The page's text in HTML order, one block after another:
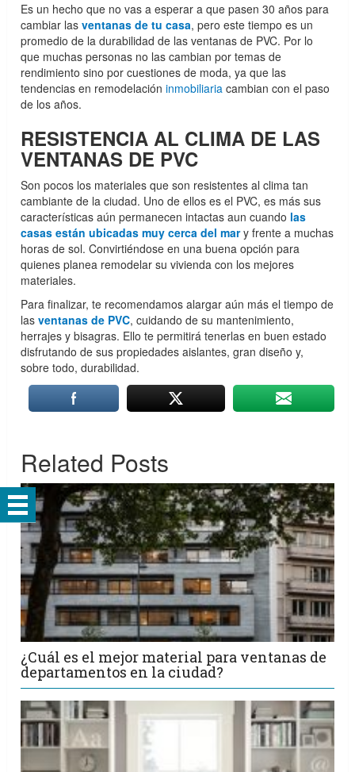
Es un hecho que no vas a esperar a que pasen 30 años para
cambiar lasventanas de tu casa, pero este tiempo es un
promedio de la durabilidad de las ventanas de PVC. Por lo
que muchas personas no las cambian por temas de
rendimiento sino por cuestiones de moda, ya que las
tendencias en remodelacióninmobiliaria cambian con el paso
de los años.
RESISTENCIA AL CLIMA DE LAS
VENTANAS DE PVC
Son pocos los materiales que son resistentes al clima tan
cambiante de la ciudad. Uno de ellos es el PVC, es más sus
características aún permanecen intactas aun cuando las
casas están ubicadas muy cerca del mary frente a muchas
horas de sol. Convirtiéndose en una buena opción para
quienes planea remodelar su vivienda con los mejores
materiales.
Para finalizar, te recomendamos alargar aún más el tiempo de
lasventanas de PVC, cuidando de su mantenimiento,
herrajes y bisagras. Ello te permitirá tenerlas en buen estado
disfrutando de sus propiedades aislantes, gran diseño y,
sobre todo, durabilidad.
Related Posts
¿Cuál es el mejor material para ventanas de
departamentos en la ciudad?